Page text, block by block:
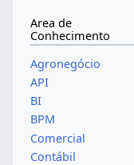
Area de
Conhecimento
Agronegócio
API
BI
BPM
Comercial
Contábil